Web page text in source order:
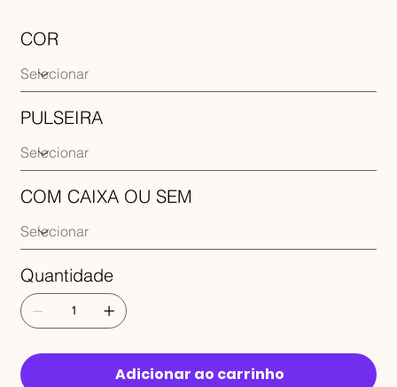
COR
PULSEIRA
COM CAIXA OU SEM
Quantidade
Adicionar ao carrinho